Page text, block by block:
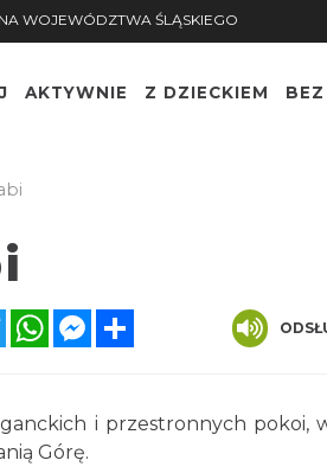
WOJEWÓDZTWA ŚLĄSKIEGO
AKTYWNIE Z DZIECKIEM
TwitterWhatsAppMessenger
i przestronnych pokoi,
Górę.